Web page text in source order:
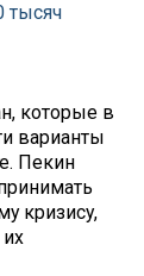
тысяч
которые в
варианты
Пекин
кризису,